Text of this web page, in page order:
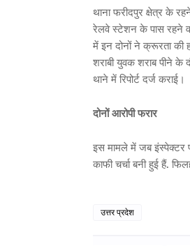
थाना फरीदपुर क्षेत्र के
रेलवे स्टेशन के पास रहने
में इन दोनों ने क्रूरता की
शराबी युवक शराब पीने के
थाने में रिपोर्ट दर्ज कराई।
दोनों आरोपी फरार
इस मामले में जब इंस्पेक्टर
काफी चर्चा बनी हुई हैं.
उत्तर प्रदेश